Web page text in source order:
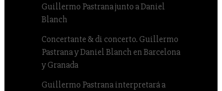
Guillermo Pastrana junto a Daniel
Blanch
Concertante & di concerto. Guillermo
Pastrana y Daniel Blanch en Barcelona
y Granada
Guillermo Pastrana interpretará a